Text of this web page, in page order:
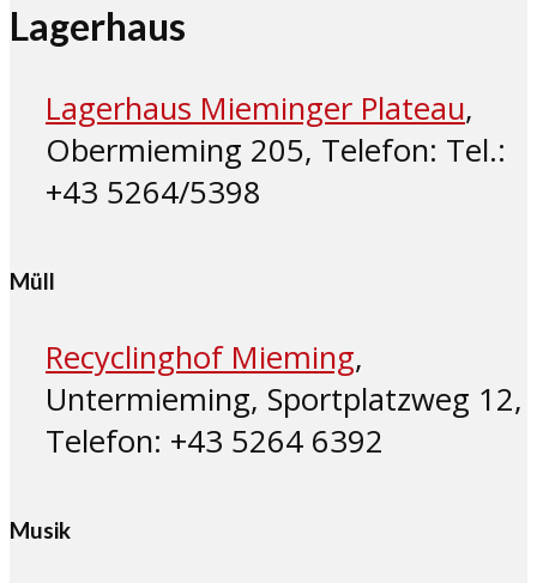
Lagerhaus
Lagerhaus Mieminger Plateau,
Obermieming 205, Telefon: Tel.:
+43 5264/5398
Müll
Recyclinghof Mieming,
Untermieming, Sportplatzweg 12,
Telefon: +43 5264 6392
Musik